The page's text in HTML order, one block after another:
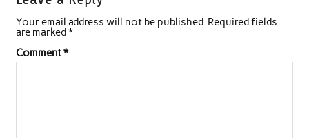
Your email address will not be published. Required fields
are marked*
Comment*